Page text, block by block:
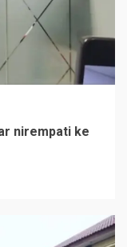
nirempati ke